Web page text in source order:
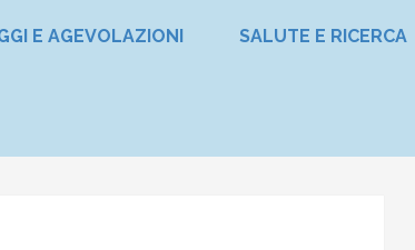
E AGEVOLAZIONI SALUTE E RICERCA